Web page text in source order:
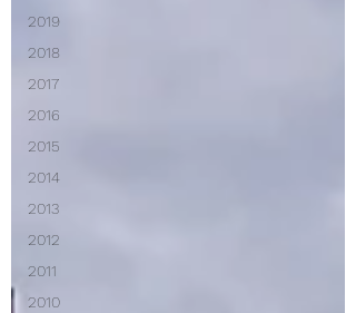
2019
2018
2017
2016
2015
2014
2013
2012
2011
2010